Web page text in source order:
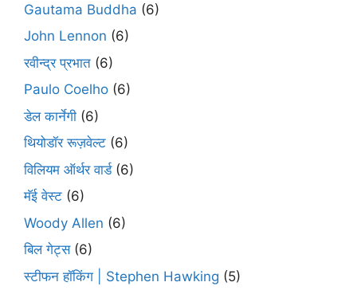
Gautama Buddha (6)
John Lennon (6)
रवीन्द्र प्रभात (6)
Paulo Coelho (6)
डेल कार्नेगी (6)
थियोडॉर रूज़वेल्ट (6)
विलियम ऑर्थर वार्ड(6)
मॅई वेस्ट (6)
Woody Allen (6)
बिल गेट्स(6)
स्टीफन हॉकिंग | Stephen Hawking (5)